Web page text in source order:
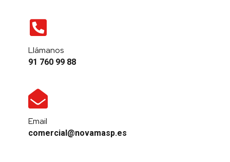
Llámanos
91 760 99 88
Email
comercial@novamasp.es